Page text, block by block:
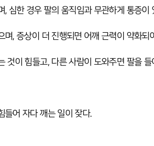
심한 경우 팔의 움직임과 무관하게 통증
, 증상이 더 진행되면 어깨 근력이 약화되
것이 힘들고, 다른 사람이 도와주면 팔을
들어 자다 깨는 일이 잦다.